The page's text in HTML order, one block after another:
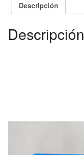
Descripción
Descripción